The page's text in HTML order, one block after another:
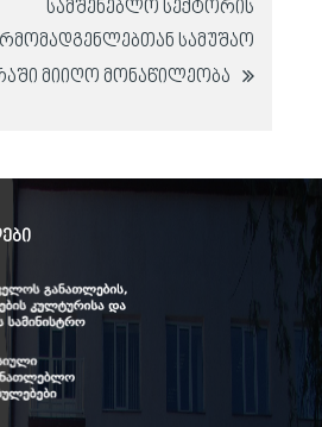
სამშენებლო სექტორის
სამუშაო
მიიღო მონაწილეობა